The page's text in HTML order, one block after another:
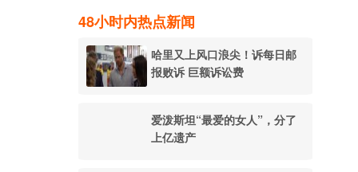
48小时内热点新闻
哈里又上风口浪尖！诉每日邮
报败诉 巨额诉讼费
爱泼斯坦“最爱的女人”，分了
上亿遗产